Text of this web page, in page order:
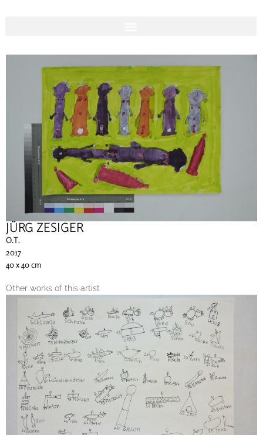
JÜRG ZESIGER
O.T.
2017
40 x 40 cm
Other works of this artist